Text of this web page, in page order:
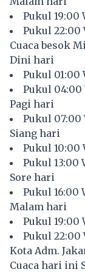
Pukul 19:00
Pukul 22:00
Cuaca besok
Dini hari
Pukul 01:00
Pukul 04:00
Pagi hari
Pukul 07:00
Siang hari
Pukul 10:00
Pukul 13:00
Sore hari
Pukul 16:00
Malam hari
Pukul 19:00
Pukul 22:00
Kota Adm.
Cuaca hari ini